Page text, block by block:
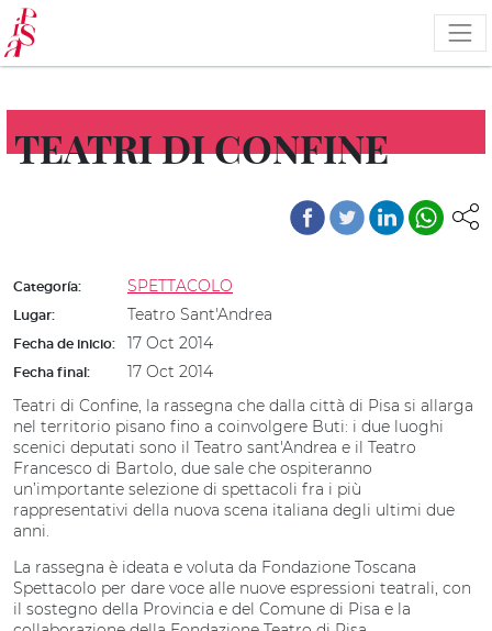
Pasar
al
contenido
principal
TEATRI DI CONFINE
Categoría: SPETTACOLO
Lugar: Teatro Sant'Andrea
Fecha de inicio: 17 Oct 2014
Fecha final:
17 Oct 2014
Teatri di Confine, la rassegna che dalla città di Pisa si allarga
nel territorio pisano fino a coinvolgere Buti: i due luoghi
scenici deputati sono il Teatro sant'Andrea e il Teatro
Francesco di Bartolo, due sale che ospiteranno
un’importante selezione di spettacoli fra i più
rappresentativi della nuova scena italiana degli ultimi due
anni.
La rassegna è ideata e voluta da Fondazione Toscana
Spettacolo per dare voce alle nuove espressioni teatrali, con
il sostegno della Provincia e del Comune di Pisa e la